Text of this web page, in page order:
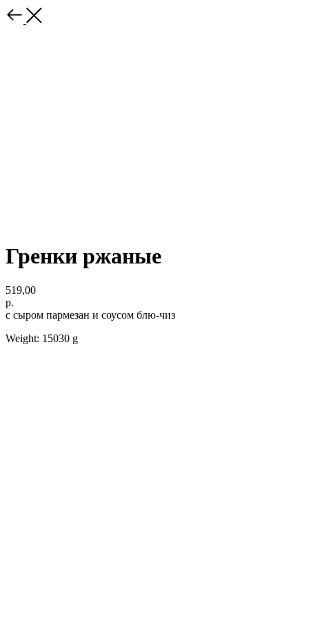
Гренки ржаные
519,00
р.
с сыром пармезан и соусом блю-чиз
Weight: 15030 g